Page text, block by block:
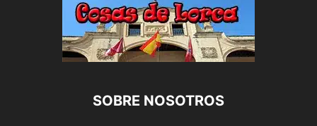
SOBRE NOSOTROS